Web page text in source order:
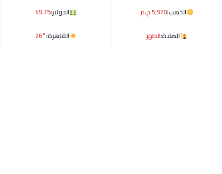
الذهب:5,970 ج.م الدولار:49.75
الصلاة:الظهر القاهرة:26°